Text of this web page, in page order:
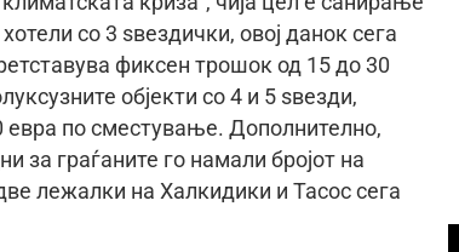
со 3 ѕвездички, овој данок сега
фиксен трошок од 15 до 30
објекти со 4 и 5 ѕвезди,
евра по сместување. Дополнително,
за граѓаните го намали бројот на
лежалки на Халкидики и Тасос сега